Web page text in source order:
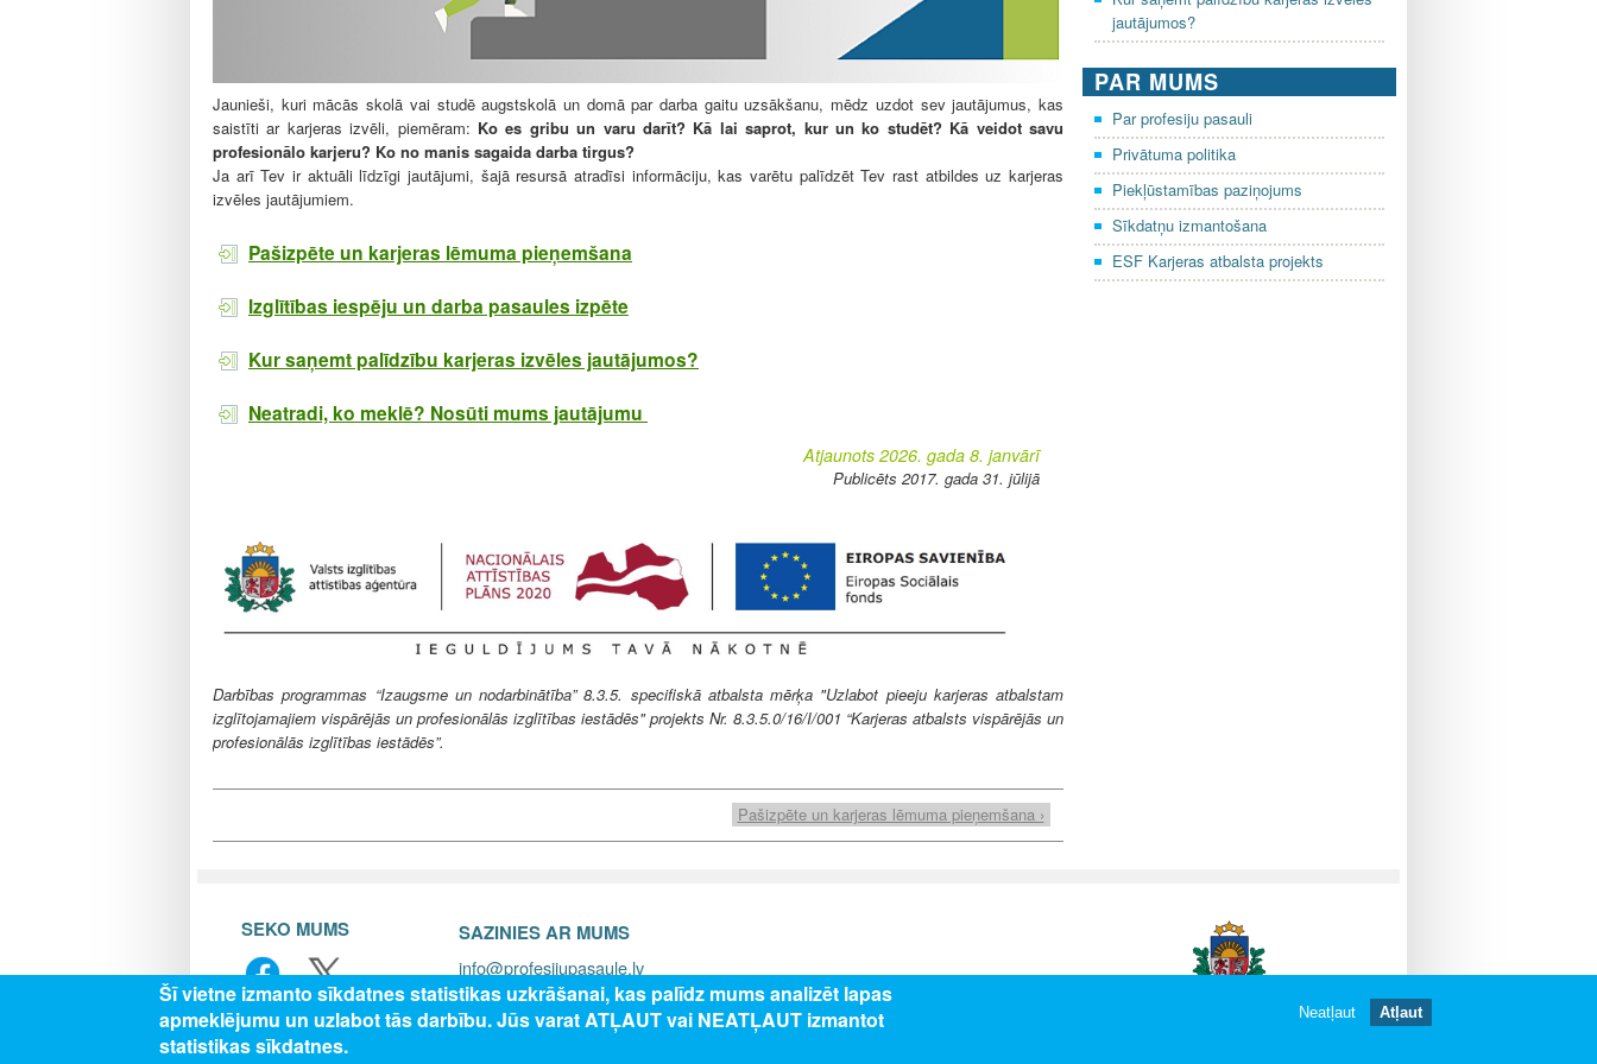
Jaunieši, kuri mācās skolā vai studē augstskolā un domā par darba gaitu uzsākšanu, mēdz uzdot sev jautājumus, kas
saistīti ar karjeras izvēli, piemēram: Ko es gribu un varu darīt? Kā lai saprot, kur un ko studēt? Kā veidot savu
profesionālo karjeru? Ko no manis sagaida darba tirgus?
Ja arī Tev ir aktuāli līdzīgi jautājumi, šajā resursā atradīsi informāciju, kas varētu palīdzēt Tev rast atbildes uz karjeras
izvēles jautājumiem.
Pašizpēte un karjeras lēmuma pieņemšana
Izglītības iespēju un darba pasaules izpēte
Kur saņemt palīdzību karjeras izvēles jautājumos?
Neatradi, ko meklē? Nosūti mums jautājumu
Atjaunots 2026. gada 8. janvārī
Publicēts 2017. gada 31. jūlijā
Darbības programmas “Izaugsme un nodarbinātība” 8.3.5. specifiskā atbalsta mērķa "Uzlabot pieeju karjeras atbalstam
izglītojamajiem vispārējās un profesionālās izglītības iestādēs" projekts Nr. 8.3.5.0/16/I/001 “Karjeras atbalsts vispārējās un
profesionālās izglītības iestādēs”.
Pašizpēte un karjeras lēmuma pieņemšana ›
jautājumos?
PAR MUMS
Par profesiju pasauli
Privātuma politika
Piekļūstamības paziņojums
Sīkdatņu izmantošana
ESF Karjeras atbalsta projekts
SEKO MUMS SAZINIES AR MUMS
info@profesijupasaule.lv
Šī vietne izmanto sīkdatnes statistikas uzkrāšanai, kas palīdz mums analizēt lapas
apmeklējumu un uzlabot tās darbību. Jūs varat ATĻAUT vai NEATĻAUT izmantot
statistikas sīkdatnes.
Neatļaut Atļaut